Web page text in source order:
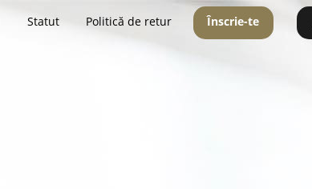
Statut Politică de retur Înscrie-te